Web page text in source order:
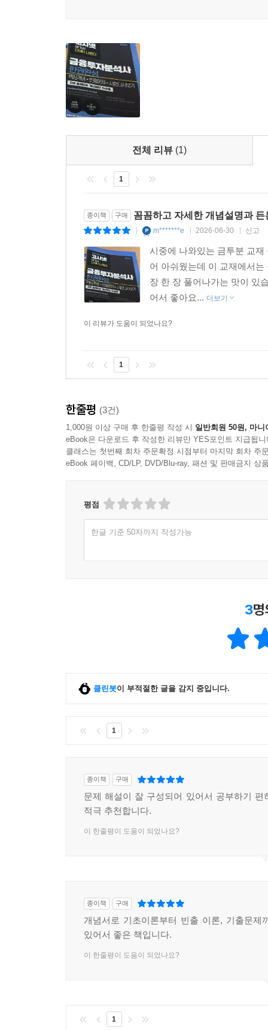
전체 리뷰 (1)
1
종이책 구매 꼼꼼하고 자세한 개념설명과
m*******e 2026-06-30 신고
시중에 나와있는 금투분 교
어 아쉬웠는데 이 교재에서
장 한 장 풀어나가는 맛이 있
어서 좋아요... 더보기
이 리뷰가 도움이 되었나요?
1
한줄평 (3건)
1,000원 이상 구매 후 한줄평 작성 시 일반회원 50원, 마니
eBook은 다운로드 후 작성한 리뷰만 YES포인트 지급됩니
클래스는 첫번째 회차 주문확정 시점부터 마지막 회차 주
eBook 페이백, CD/LP, DVD/Blu-ray, 패션 및 판매금지 상
평점
한글 기준 50자까지 작성가능
3
클린봇이 부적절한 글을 감지 중입니다.
1
종이책 구매
문제 해설이 잘 구성되어 있어서 공부하기 편
적극 추천합니다.
이 한줄평이 도움이 되었나요?
종이책 구매
개념서로 기초이론부터 빈출 이론, 기출문제
있어서 좋은 책입니다.
이 한줄평이 도움이 되었나요?
1